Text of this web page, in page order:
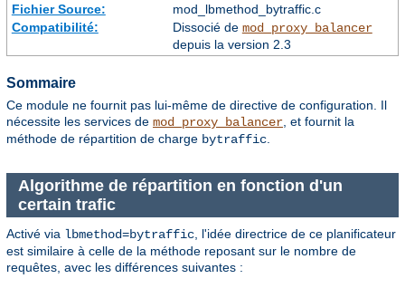
Fichier Source:
mod_lbmethod_bytraffic.c
Compatibilité:
Dissocié de mod_proxy_balancer
depuis la version 2.3
Sommaire
Ce module ne fournit pas lui-même de directive de configuration. Il
nécessite les services de mod_proxy_balancer , et fournit la
méthode de répartition de charge bytraffic
Algorithme de répartition en fonction d'un
certain trafic
Activé via lbmethod=bytraffic, l'idée directrice de ce planificateur
est similaire à celle de la méthode reposant sur le nombre de
requêtes, avec les différences suivantes :